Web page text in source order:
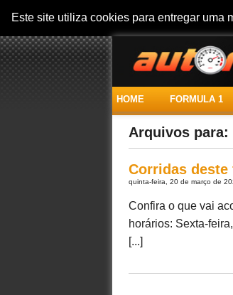
Este site utiliza cookies para entregar uma
HOME FORMULA 1
Arquivos para:
Corridas deste
quinta-feira, 20 de março de
Confira o que vai
horários: Sexta-
[...]